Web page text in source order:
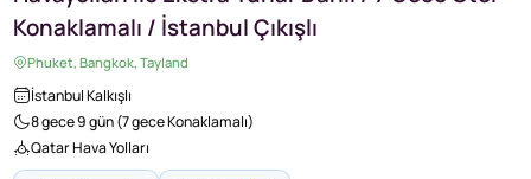
Konaklamalı / İstanbul Çıkışlı
Phuket, Bangkok, Tayland
İstanbul Kalkışlı
8 gece 9 gün (7 gece Konaklamalı)
Qatar Hava Yolları